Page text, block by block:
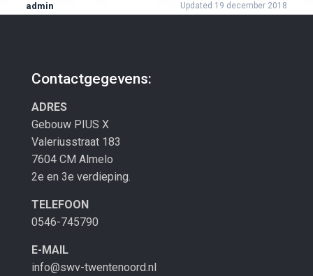
admin Updated 19 december 2018
Contactgegevens:
ADRES
Gebouw PIUS X
Valeriusstraat 183
7604 CM Almelo
2e en 3e verdieping.
TELEFOON
0546-745790
E-MAIL
info@swv-twentenoord.nl